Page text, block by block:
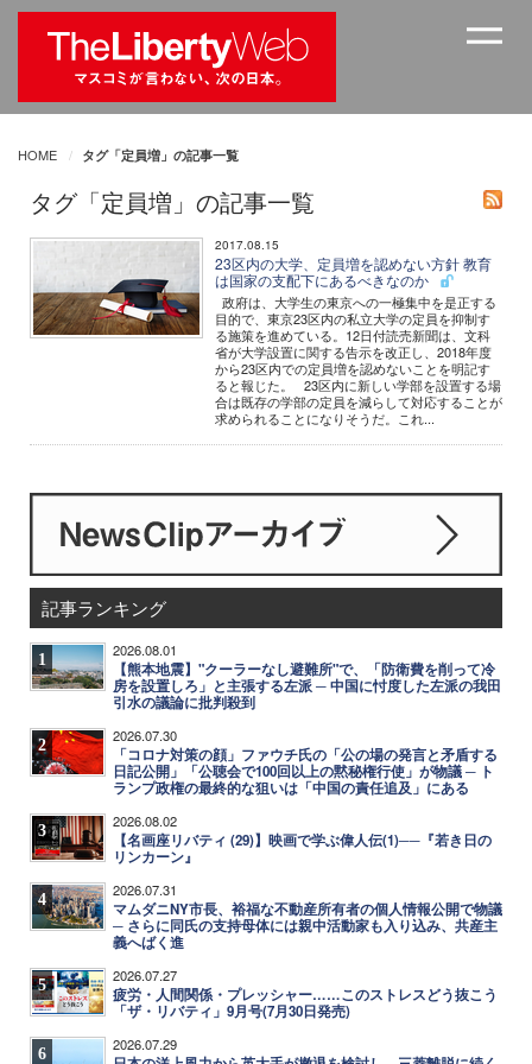
HOME タグ「定員増」の記事一覧
タグ「定員増」の記事一覧
2017.08.15
23区内の大学、定員増を認めない方針 教育
は国家の支配下にあるべきなのか
政府は、大学生の東京への一極集中を是正する
目的で、東京23区内の私立大学の定員を抑制す
る施策を進めている。12日付読売新聞は、文科
省が大学設置に関する告示を改正し、2018年度
から23区内での定員増を認めないことを明記す
ると報じた。 23区内に新しい学部を設置する場
合は既存の学部の定員を減らして対応することが
求められることになりそうだ。これ...
記事ランキング
1 2026.08.01
【熊本地震】"クーラーなし避難所"で、「防衛費を削って冷
房を設置しろ」と主張する左派 ─ 中国に忖度した左派の我田
引水の議論に批判殺到
2 2026.07.30
「コロナ対策の顔」ファウチ氏の「公の場の発言と矛盾する
日記公開」「公聴会で100回以上の黙秘権行使」が物議 ─ ト
ランプ政権の最終的な狙いは「中国の責任追及」にある
3 2026.08.02
【名画座リバティ (29)】映画で学ぶ偉人伝(1)──『若き日の
リンカーン』
4 2026.07.31
マムダニNY市長、裕福な不動産所有者の個人情報公開で物議
─ さらに同氏の支持母体には親中活動家も入り込み、共産主
義へばく進
5 2026.07.27
疲労・人間関係・プレッシャー……このストレスどう抜こう
「ザ・リバティ」9月号(7月30日発売)
6 2026.07.29